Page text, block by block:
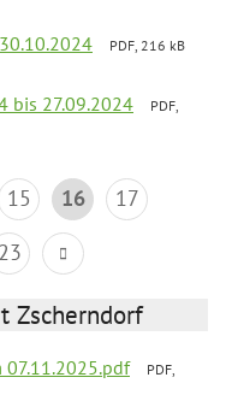
PDF, 216 kB
bis 27.09.2024
PDF,
15 16
17
23
Zscherndorf
PDF,